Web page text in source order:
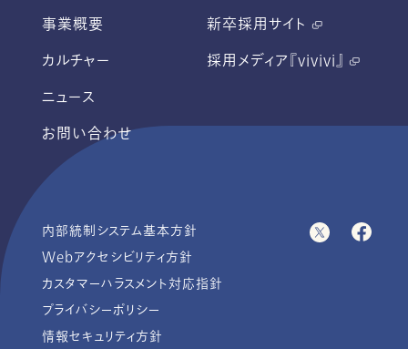
事業概要
カルチャー
ニュース
お問い合わせ
新卒採用サイト
採用メディア『vivivi』
内部統制システム基本方針
Webアクセシビリティ方針
カスタマーハラスメント対応指針
プライバシーポリシー
情報セキュリティ方針